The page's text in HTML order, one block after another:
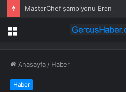
Menü
Anasayfa / Haber
Haber